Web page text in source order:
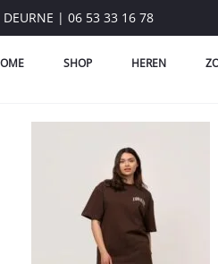
DEURNE | 06 53 33 16 78
SHOP HEREN